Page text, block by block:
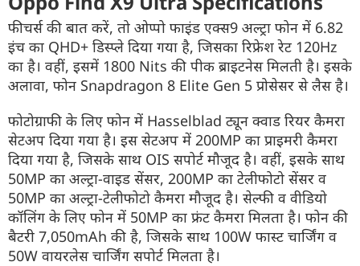
फीचर्स की बात करें, तो ओप्पो फाइंड एक्स9 अल्ट्रा फोन में 6.82
इंच का QHD+ डिस्प्ले दिया गया है, जिसका रिफ्रेश रेट 120Hz
का है। वहीं, इसमें 1800 Nits की पीक ब्राइटनेस मिलती है। इसके
अलावा, फोन Snapdragon 8 Elite Gen 5 प्रोसेसर से लैस है।
फोटोग्राफी के लिए फोन में Hasselblad ट्यून क्वाड रियर कैमरा
सेटअप दिया गया है। इस सेटअप में 200MP का प्राइमरी कैमरा
दिया गया है, जिसके साथ OIS सपोर्ट मौजूद है। वहीं, इसके साथ
50MP का अल्ट्रा-वाइड सेंसर, 200MP का टेलीफोटो सेंसर व
50MP का अल्ट्रा-टेलीफोटो कैमरा मौजूद है। सेल्फी व वीडियो
कॉलिंग के लिए फोन में 50MP का फ्रंट कैमरा मिलता है। फोन की
बैटरी 7,050mAh की है, जिसके साथ 100W फास्ट चार्जिंग व
50W वायरलेस चार्जिंग सपोर्ट मिलता है।